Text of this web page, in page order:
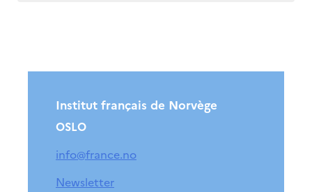
Institut français de Norvège
OSLO
info@france.no
Newsletter